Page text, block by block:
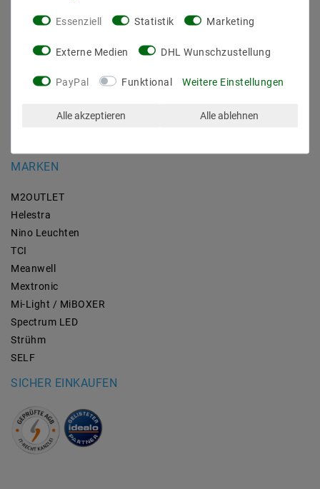
MARKEN
M2OUTLET
Helestra
Nino Leuchten
TCI
Meanwell
Mextronic
Mi-Light / MiBOXER
Spectrum LED
Strühm
SELF
SICHER EINKAUFEN
Essenziell Statistik Marketing
Externe Medien DHL Wunschzustellung
PayPal Funktional Weitere Einstellungen
Alle akzeptieren Alle ablehnen